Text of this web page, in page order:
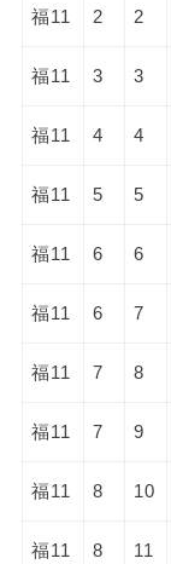
福11 2 2
福11 3 3
福11 4 4
福11 5 5
福11 6 6
福11 6 7
福11 7 8
福11 7 9
福11 8 10
福11 8 11